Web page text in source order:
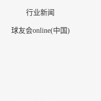
行业新闻
球友会online(中国)